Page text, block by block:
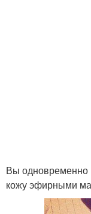
Вы одновременно
кожу эфирными